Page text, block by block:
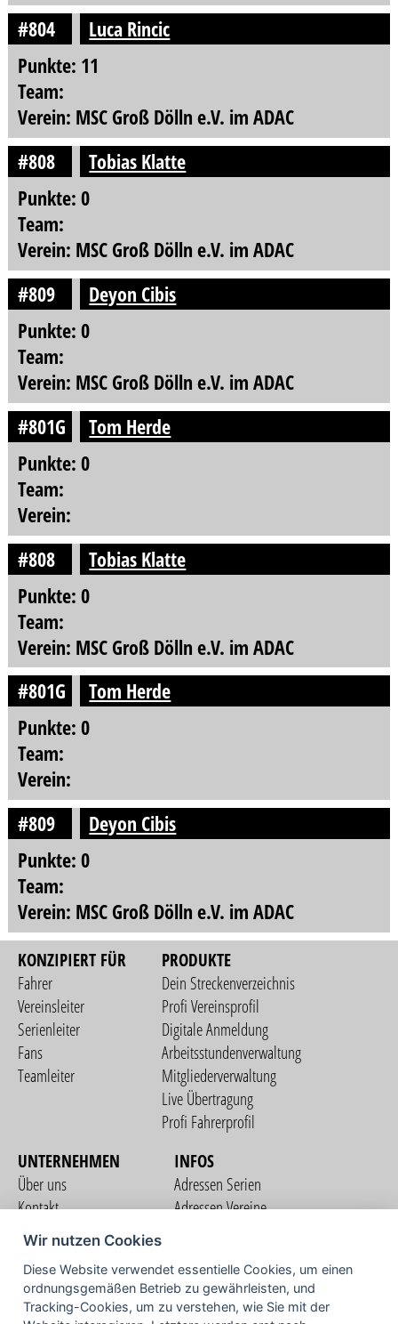
#804
Luca Rincic
Punkte: 11
Team:
Verein: MSC Groß Dölln e.V. im ADAC
#808
Tobias Klatte
Punkte: 0
Team:
Verein: MSC Groß Dölln e.V. im ADAC
#809
Deyon Cibis
Punkte: 0
Team:
Verein: MSC Groß Dölln e.V. im ADAC
#801G
Tom Herde
Punkte: 0
Team:
Verein:
#808
Tobias Klatte
Punkte: 0
Team:
Verein: MSC Groß Dölln e.V. im ADAC
#801G
Tom Herde
Punkte: 0
Team:
Verein:
#809
Deyon Cibis
Punkte: 0
Team:
Verein: MSC Groß Dölln e.V. im ADAC
KONZIPIERT FÜR
Fahrer
Vereinsleiter
Serienleiter
Fans
Teamleiter
PRODUKTE
Dein Streckenverzeichnis
Profi Vereinsprofil
Digitale Anmeldung
Arbeitsstundenverwaltung
Mitgliederverwaltung
Live Übertragung
Profi Fahrerprofil
UNTERNEHMEN
Über uns
Kontakt
Nutzungsbedingungen
Datenschutzerklärung
Impressum
INFOS
Adressen Serien
Adressen Vereine
COMMUNITY
Wir nutzen Cookies
Diese Website verwendet essentielle Cookies, um einen
ordnungsgemäßen Betrieb zu gewährleisten, und
Tracking-Cookies, um zu verstehen, wie Sie mit der